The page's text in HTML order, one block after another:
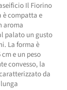
Il Fiorino
è compatta e
aroma
palato un gusto
La forma è
e un peso
convesso, la
da